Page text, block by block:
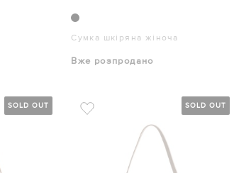
Сумка шкіряна жіноча
Вже розпродано
SOLD OUT SOLD OUT